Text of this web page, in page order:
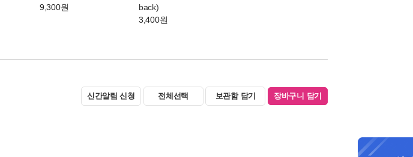
9,300원
back)
3,400원
신간알림 신청 전체선택 보관함 담기 장바구니 담기